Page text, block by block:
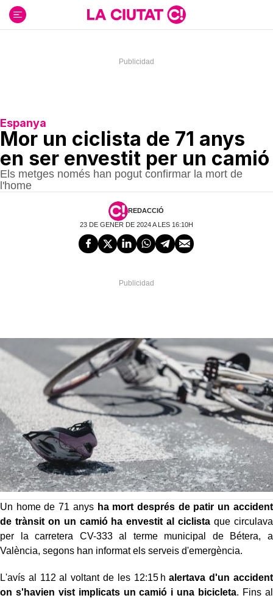
contenido
Espanya
Mor un ciclista de 71 anys
en ser envestit per un camió
Els metges només han pogut confirmar la mort de
l'home
REDACCIÓ
23 DE GENER DE 2024 A LES 16:10H
Un home de 71 anysha mort després de patir un accident
de trànsit on un camió ha envestit al ciclista que circulava
per la carretera CV-333 al terme municipal de Bétera, a
València, segons han informat els serveis d'emergència.
L'avís al 112 al voltant de les 12:15 halertava d'un accident
on s'havien vist implicats un camió i una bicicleta. Fins al